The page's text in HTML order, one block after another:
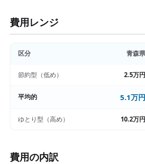
費用レンジ
区分 青森県
節約型（低め） 2.5万円
平均的 5.1万円
ゆとり型（高め） 10.2万円
費用の内訳